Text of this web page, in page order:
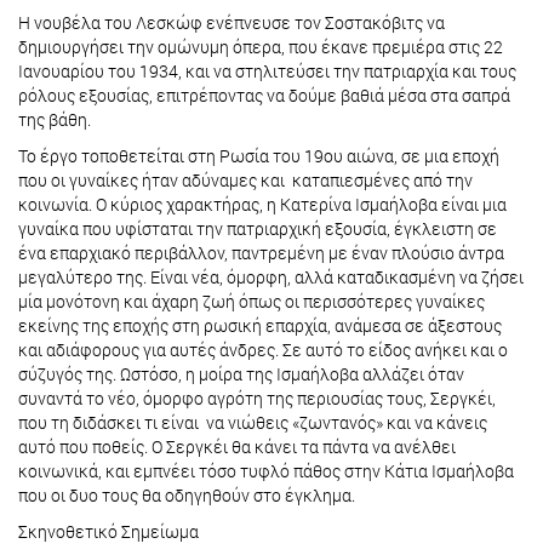
Η νουβέλα του Λεσκώφ ενέπνευσε τον Σοστακόβιτς να
δημιουργήσει την ομώνυμη όπερα, που έκανε πρεμιέρα στις 22
Ιανουαρίου του 1934, και να στηλιτεύσει την πατριαρχία και τους
ρόλους εξουσίας, επιτρέποντας να δούμε βαθιά μέσα στα σαπρά
της βάθη.
Το έργο τοποθετείται στη Ρωσία του 19ου αιώνα, σε μια εποχή
που οι γυναίκες ήταν αδύναμες και καταπιεσμένες από την
κοινωνία. Ο κύριος χαρακτήρας, η Κατερίνα Ισμαήλοβα είναι μια
γυναίκα που υφίσταται την πατριαρχική εξουσία, έγκλειστη σε
ένα επαρχιακό περιβάλλον, παντρεμένη με έναν πλούσιο άντρα
μεγαλύτερο της. Είναι νέα, όμορφη, αλλά καταδικασμένη να ζήσει
μία μονότονη και άχαρη ζωή όπως οι περισσότερες γυναίκες
εκείνης της εποχής στη ρωσική επαρχία, ανάμεσα σε άξεστους
και αδιάφορους για αυτές άνδρες. Σε αυτό το είδος ανήκει και ο
σύζυγός της. Ωστόσο, η μοίρα της Ισμαήλοβα αλλάζει όταν
συναντά το νέο, όμορφο αγρότη της περιουσίας τους, Σεργκέι,
που τη διδάσκει τι είναι να νιώθεις «ζωντανός» και να κάνεις
αυτό που ποθείς. Ο Σεργκέι θα κάνει τα πάντα να ανέλθει
κοινωνικά, και εμπνέει τόσο τυφλό πάθος στην Κάτια Ισμαήλοβα
που οι δυο τους θα οδηγηθούν στο έγκλημα.
Σκηνοθετικό Σημείωμα